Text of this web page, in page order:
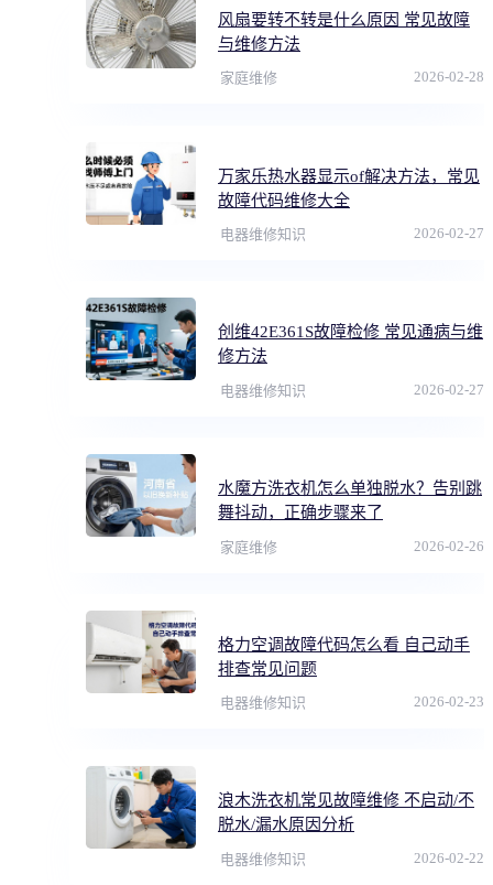
风扇要转不转是什么原因 常见故障
与维修方法
家庭维修 2026-02-28
万家乐热水器显示of解决方法，常见
故障代码维修大全
电器维修知识 2026-02-27
创维42E361S故障检修 常见通病与维
修方法
电器维修知识 2026-02-27
水魔方洗衣机怎么单独脱水？告别跳
舞抖动，正确步骤来了
家庭维修 2026-02-26
格力空调故障代码怎么看 自己动手
排查常见问题
电器维修知识 2026-02-23
浪木洗衣机常见故障维修 不启动/不
脱水/漏水原因分析
电器维修知识 2026-02-22